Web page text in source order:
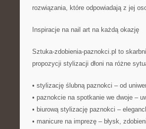
rozwiązania, które odpowiadają z jej
Inspiracje na nail art na każdą okazję
Sztuka-zdobienia-paznokci.pl to
propozycji stylizacji dłoni na różne
• stylizację ślubną paznokci – od
• paznokcie na spotkanie we dwoje –
• biurową stylizację paznokci –
• manicure na imprezę – błysk,